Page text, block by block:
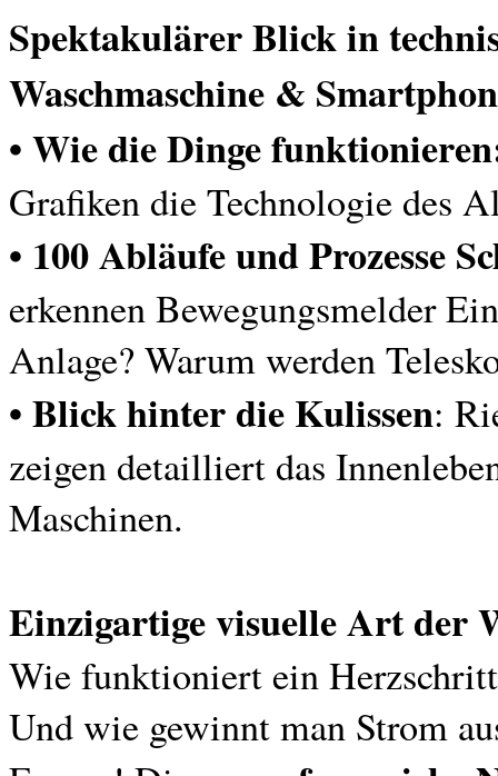
Spektakulärer Blick in
Waschmaschine &
• Wie die Dinge
Grafiken die Technologie des
• 100 Abläufe und Prozesse
erkennen Bewegungsmelder
Anlage? Warum werden
• Blick hinter die Kulissen:
zeigen detailliert das
Maschinen.
Einzigartige visuelle Art der
Wie funktioniert ein
Und wie gewinnt man Strom